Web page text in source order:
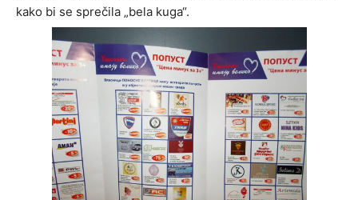
kako bi se sprečila „bela kuga“.